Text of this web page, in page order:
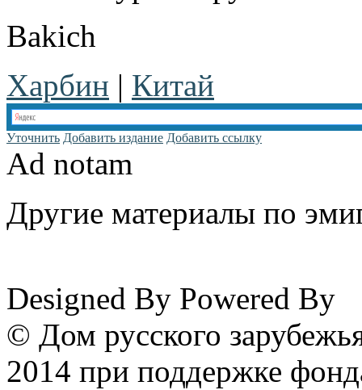
Bakich
Харбин | Китай
Уточнить Добавить издание Добавить ссылку
Ad notam
Другие материалы по
Designed By Powered By
© Дом русского
2014 при поддержке